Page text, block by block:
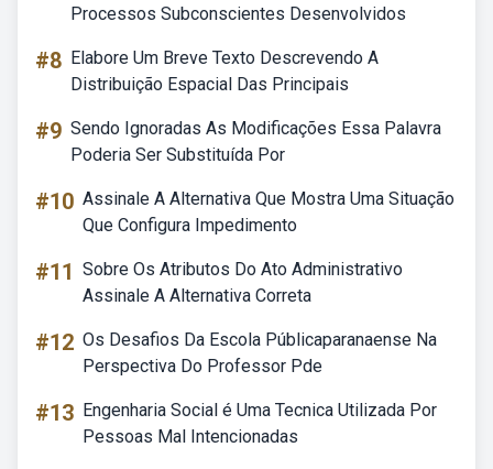
Processos Subconscientes Desenvolvidos
#8 Elabore Um Breve Texto Descrevendo A
Distribuição Espacial Das Principais
#9 Sendo Ignoradas As Modificações Essa Palavra
Poderia Ser Substituída Por
#10 Assinale A Alternativa Que Mostra Uma Situação
Que Configura Impedimento
#11 Sobre Os Atributos Do Ato Administrativo
Assinale A Alternativa Correta
#12 Os Desafios Da Escola Públicaparanaense Na
Perspectiva Do Professor Pde
#13 Engenharia Social é Uma Tecnica Utilizada Por
Pessoas Mal Intencionadas